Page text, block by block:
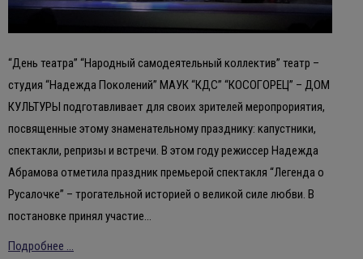
“День театра” “Народный самодеятельный коллектив” театр –
студия “Надежда Поколений” МАУК “КДС” “КОСОГОРЕЦ” – ДОМ
КУЛЬТУРЫ подготавливает для своих зрителей меропрориятия,
посвященные этому знаменательному празднику: капустники,
спектакли, репризы и встречи. В этом году режиссер Надежда
Абрамова отметила праздник премьерой спектакля “Легенда о
Русалочке” – трогательной историей о великой силе любви. В
постановке принял участие…
Подробнее ...